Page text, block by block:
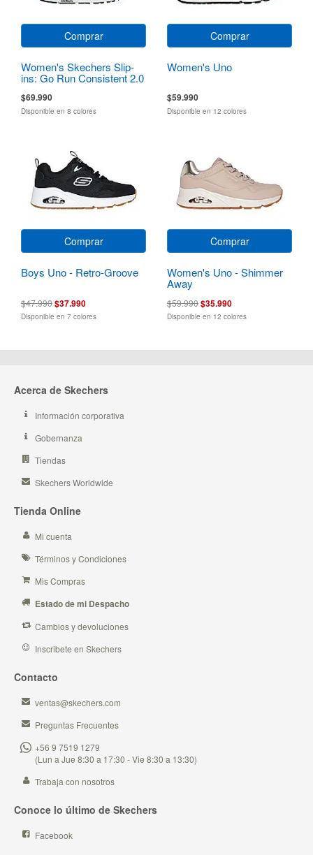
Comprar
Women's Skechers Slip-
ins: Go Run Consistent 2.0
$69.990
Disponible en 8 colores
Comprar
Women's Uno
$59.990
Disponible en 12 colores
Comprar
Boys Uno - Retro-Groove
$47.990$37.990
Disponible en 7 colores
Comprar
Women's Uno - Shimmer
Away
$59.990$35.990
Disponible en 12 colores
Acerca de Skechers
Información corporativa
Gobernanza
Tiendas
Skechers Worldwide
Tienda Online
Mi cuenta
Términos y Condiciones
Mis Compras
Estado de mi Despacho
Cambios y devoluciones
Inscribete en Skechers
Contacto
ventas@skechers.com
Preguntas Frecuentes
+56 9 7519 1279
(Lun a Jue 8:30 a 17:30 - Vie 8:30 a 13:30)
Trabaja con nosotros
Conoce lo último de Skechers
Facebook